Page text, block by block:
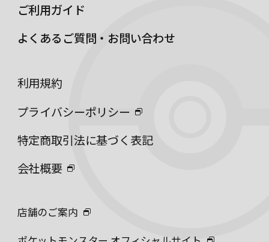
ご利用ガイド
よくあるご質問・お問い合わせ
利用規約
プライバシーポリシー
特定商取引法に基づく表記
会社概要
店舗のご案内